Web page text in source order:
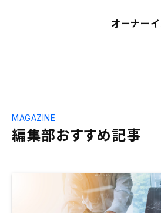
オーナー
編集部おすすめ記事
MAGAZINE